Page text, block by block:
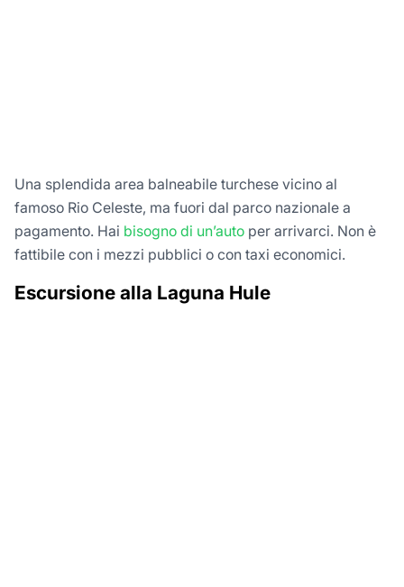
Una splendida area balneabile turchese vicino al
famoso Rio Celeste, ma fuori dal parco nazionale a
pagamento. Hai bisogno di un’auto per arrivarci. Non è
fattibile con i mezzi pubblici o con taxi economici.
Escursione alla Laguna Hule